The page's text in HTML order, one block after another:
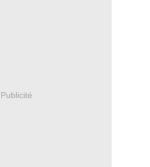
Publicité